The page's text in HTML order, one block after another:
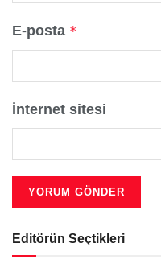
E-posta *
İnternet sitesi
Editörün Seçtikleri